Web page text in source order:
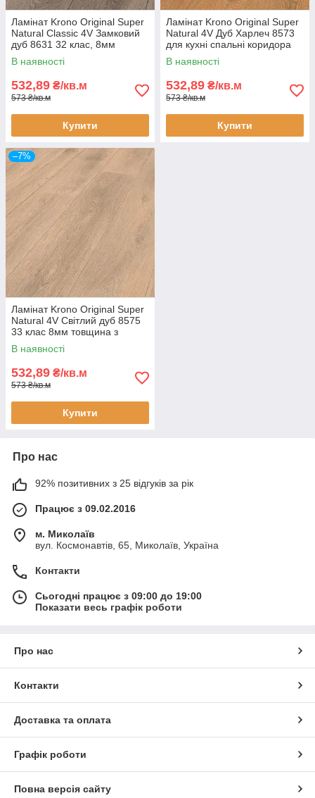
Ламінат Krono Original Super
Natural Classic 4V Замковий
дуб 8631 32 клас, 8мм
товщина з фаскою
В наявності
532,89 ₴/кв.м
573 ₴/кв.м
Купити
Ламінат Krono Original Super
Natural 4V Дуб Харлеч 8573
для кухні спальні коридора
33 клас 8мм товщина з
фаскою
В наявності
532,89 ₴/кв.м
573 ₴/кв.м
Купити
–7%
Ламінат Krono Original Super
Natural 4V Світлий дуб 8575
33 клас 8мм товщина з
фаскою
В наявності
532,89 ₴/кв.м
573 ₴/кв.м
Купити
Про нас
92% позитивних з 25 відгуків за рік
Працює з 09.02.2016
м. Миколаїв
вул. Космонавтів, 65, Миколаїв, Україна
Контакти
Сьогодні працює з 09:00 до 19:00
Показати весь графік роботи
Про нас
Контакти
Доставка та оплата
Графік роботи
Повна версія сайту